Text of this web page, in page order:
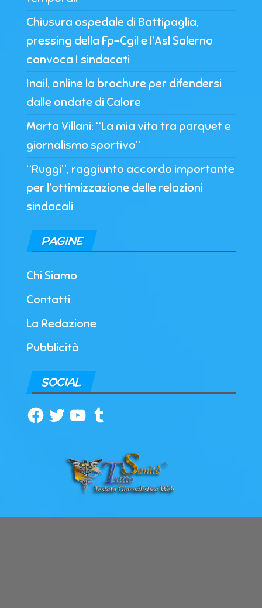
Chiusura ospedale di Battipaglia,
pressing della Fp-Cgil e l’Asl Salerno
convoca I sindacati
Inail, online la brochure per difendersi
dalle ondate di Calore
Marta Villani: “La mia vita tra parquet e
giornalismo sportivo”
“Ruggi”, raggiunto accordo importante
per l’ottimizzazione delle relazioni
sindacali
PAGINE
Chi Siamo
Contatti
La Redazione
Pubblicità
SOCIAL
Facebook
TwitterYouTubeTumblr